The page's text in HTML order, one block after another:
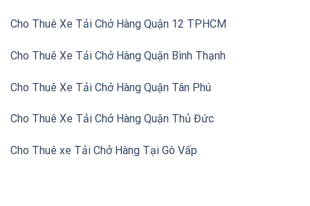
Cho Thuê Xe Tải Chở Hàng Quận 12 TPHCM
Cho Thuê Xe Tải Chở Hàng Quận Bình Thạnh
Cho Thuê Xe Tải Chở Hàng Quận Tân Phú
Cho Thuê Xe Tải Chở Hàng Quận Thủ Đức
Cho Thuê xe Tải Chở Hàng Tại Gò Vấp